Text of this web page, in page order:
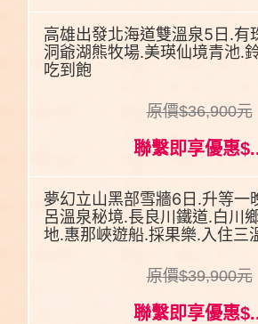
高雄出發北海道雙溫泉5日.有
洞爺湖熊牧場.美瑛仙境青池.
吃到飽
原價$36,900元
聯繫即享優惠
夢幻立山黑部雪牆6日.升等一
呂溫泉秘境.長良川鐵道.白川
地.惠那峽遊船.採果樂.入住三
原價$39,900元
聯繫即享優惠